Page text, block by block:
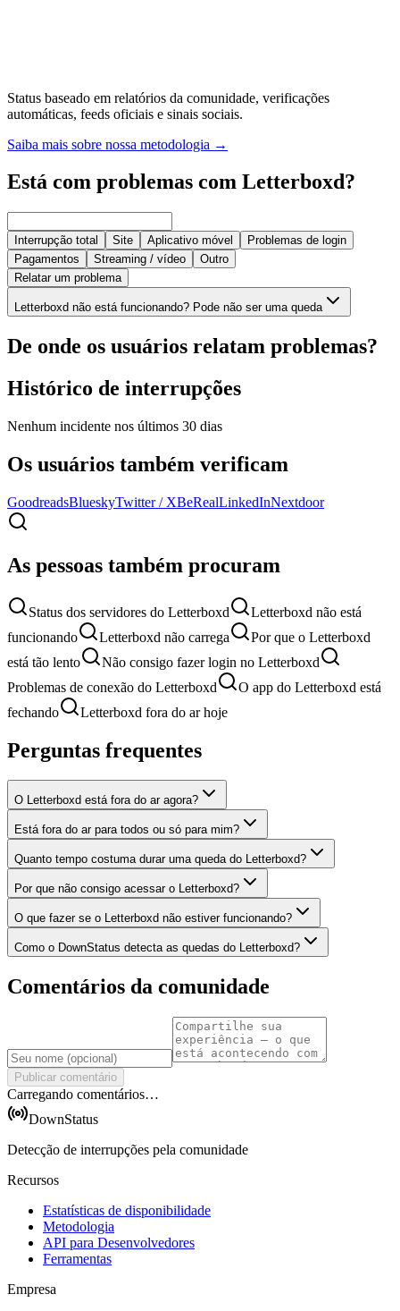
Status baseado em relatórios da comunidade, verificações
automáticas, feeds oficiais e sinais sociais.
Saiba mais sobre nossa metodologia →
Está com problemas com Letterboxd?
Interrupção total Site Aplicativo móvel
Problemas de login
Pagamentos
Streaming / vídeo
Outro
Relatar um problema
Letterboxd não está funcionando? Pode não ser uma queda
De onde os usuários relatam problemas?
Histórico de interrupções
Nenhum incidente nos últimos 30 dias
Os usuários também verificam
GoodreadsBlueskyTwitter / XBeRealLinkedInNextdoor
As pessoas também procuram
Status dos servidores do Letterboxd
Letterboxd não está
funcionando
Letterboxd não carrega
Por que o Letterboxd
está tão lento
Não consigo fazer login no Letterboxd
Problemas de conexão do Letterboxd
O app do Letterboxd está
fechando
Letterboxd fora do ar hoje
Perguntas frequentes
O Letterboxd está fora do ar agora?
Está fora do ar para todos ou só para mim?
Quanto tempo costuma durar uma queda do Letterboxd?
Por que não consigo acessar o Letterboxd?
O que fazer se o Letterboxd não estiver funcionando?
Como o DownStatus detecta as quedas do Letterboxd?
Comentários da comunidade
Publicar comentário
Carregando comentários…
DownStatus
Detecção de interrupções pela comunidade
Recursos
Estatísticas de disponibilidade
Metodologia
API para Desenvolvedores
Ferramentas
Empresa